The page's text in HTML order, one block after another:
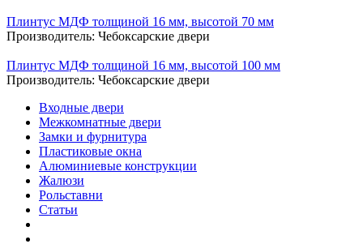
Плинтус МДФ толщиной 16 мм, высотой 70 мм
Производитель: Чебоксарские двери
Плинтус МДФ толщиной 16 мм, высотой 100 мм
Производитель: Чебоксарские двери
Входные двери
Межкомнатные двери
Замки и фурнитура
Пластиковые окна
Алюминиевые конструкции
Жалюзи
Рольставни
Статьи